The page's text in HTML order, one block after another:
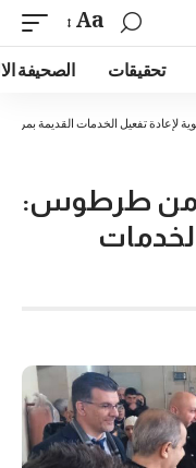
Aa
تحقيقات الصحيفة
لإعادة تفعيل الخدمات القديمة بمراكز
من طرطوس: